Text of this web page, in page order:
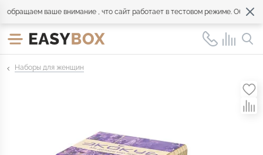
ваше внимание , что сайт работает в тестовом режиме.
Наборы для женщин